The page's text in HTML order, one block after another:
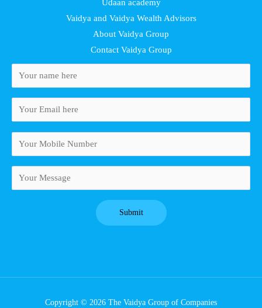
Udaan academy
Vaidya and Vaidya Wealth Advisors
About Vaidya Group
Contact Vaidya Group
Copyright © 2026 The Vaidya Group of Companies